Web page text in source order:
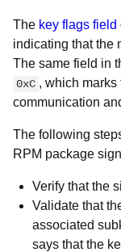
The key flags field
indicating that the
The same field in
0xC , which
communication
The following
RPM package
Verify that the
Validate that
associated
says that the